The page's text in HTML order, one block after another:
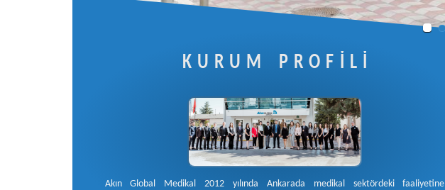
KURUM PROFİLİ
Akın Global Medikal 2012 yılında Ankarada medikal sektördeki faaliyetine